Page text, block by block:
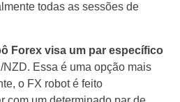
todas as sessões de
Forex visa um par específico
Essa é uma opção mais
o FX robot é feito